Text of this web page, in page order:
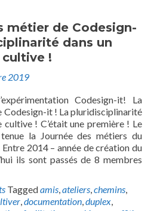
métier de Codesign-
dans un
!
2019
Codesign-it! La
Codesign-it ! La pluridisciplinarité
! C’était une première ! Le
la Journée des métiers du
2014 – année de création du
ils sont passés de 8 membres
Taggedamis,ateliers,chemins,
,documentation,duplex,